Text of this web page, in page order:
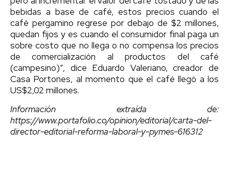
bebidas a base de café, estos precios cuando el
café pergamino regrese por debajo de $2 millones,
quedan fijos y es cuando el consumidor final paga un
sobre costo que no llega o no compensa los precios
de comercialización al productos del café
(campesino)”, dice Eduardo Valeriano, creador de
Casa Portones, al momento que el café llegó a los
US$2,02 millones.
Información extraída de:
https://www.portafolio.co/opinion/editorial/carta-del-
director-editorial-reforma-laboral-y-pymes-616312